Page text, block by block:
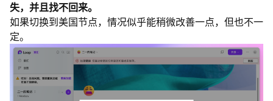
失，并且找不回来。
如果切换到美国节点，情况似乎能稍微改善一点，但也不一
定。